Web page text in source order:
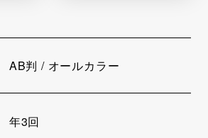
AB判 / オールカラー
年3回